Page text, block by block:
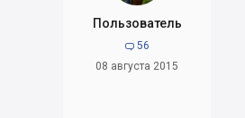
Пользователь
 56
08 августа 2015